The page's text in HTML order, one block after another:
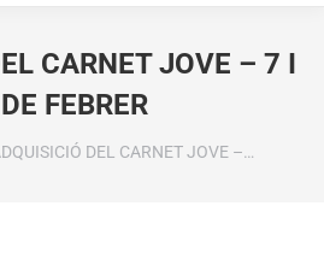
CARNET JOVE – 7 I
FEBRER
DEL CARNET JOVE –…